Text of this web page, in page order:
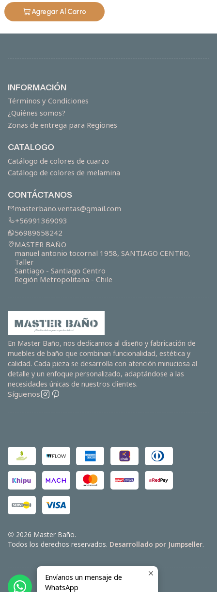
Agregar Al Carro
INFORMACIÓN
Términos y Condiciones
¿Quiénes somos?
Zonas de entrega para Regiones
CATALOGO
Catálogo de colores de cuarzo
Catálogo de colores de melamina
CONTÁCTANOS
masterbano.ventas@gmail.com
+56991369093
56989658242
MASTER BAÑO
manuel antonio tocornal 1958, SANTIAGO CENTRO,
Taller
Santiago - Santiago Centro
Región Metropolitana - Chile
En Master Baño, nos dedicamos al diseño y fabricación de
muebles de baño que combinan funcionalidad, estética y
calidad. Cada pieza se desarrolla con atención minuciosa al
detalle y un enfoque personalizado, adaptándose a las
necesidades únicas de nuestros clientes.
Síguenos
2026 Master Baño.
Todos los derechos reservados. Desarrollado por Jumpseller.
Envíanos un mensaje de
WhatsApp